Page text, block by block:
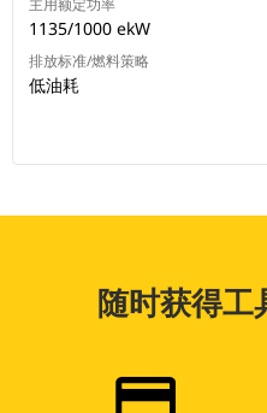
主用额定功率
1135/1000 ekW
排放标准/燃料策略
低油耗
随时获得工